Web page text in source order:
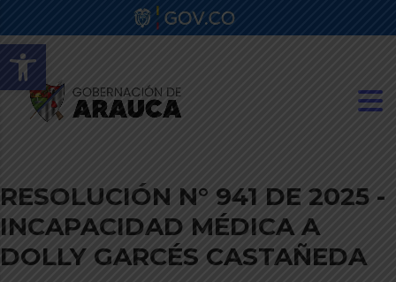
Abrir barra de herramientas
RESOLUCIÓN N° 941 DE 2025 -
INCAPACIDAD MÉDICA A
DOLLY GARCÉS CASTAÑEDA